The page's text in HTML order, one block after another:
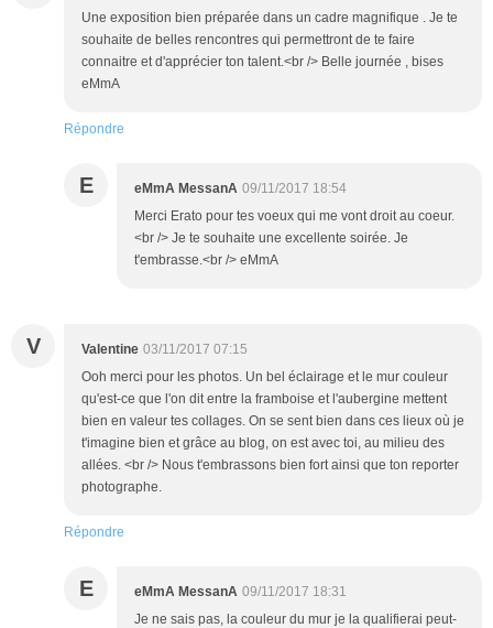
Une exposition bien préparée dans un cadre magnifique . Je te
souhaite de belles rencontres qui permettront de te faire
connaitre et d'apprécier ton talent.<br /> Belle journée , bises
eMmA
Répondre
E eMmA MessanA 09/11/2017 18:54
Merci Erato pour tes voeux qui me vont droit au coeur.
<br /> Je te souhaite une excellente soirée. Je
t'embrasse.<br /> eMmA
V Valentine 03/11/2017 07:15
Ooh merci pour les photos. Un bel éclairage et le mur couleur
qu'est-ce que l'on dit entre la framboise et l'aubergine mettent
bien en valeur tes collages. On se sent bien dans ces lieux où je
t'imagine bien et grâce au blog, on est avec toi, au milieu des
allées. <br /> Nous t'embrassons bien fort ainsi que ton reporter
photographe.
Répondre
E eMmA MessanA 09/11/2017 18:31
Je ne sais pas, la couleur du mur je la qualifierai peut-